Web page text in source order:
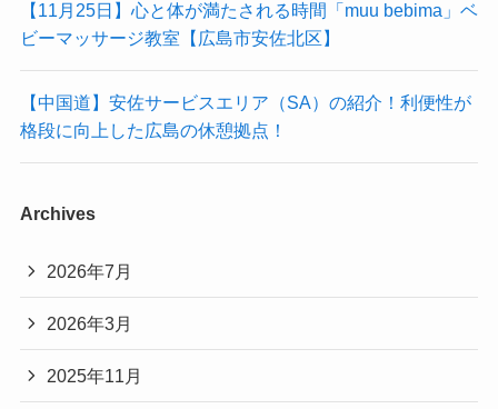
【11月25日】心と体が満たされる時間「muu bebima」ベ
ビーマッサージ教室【広島市安佐北区】
【中国道】安佐サービスエリア（SA）の紹介！利便性が
格段に向上した広島の休憩拠点！
Archives
2026年7月
2026年3月
2025年11月